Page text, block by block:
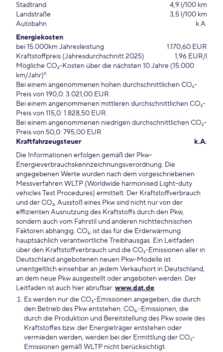
Stadtrand
4,9 l/100 km
Landstraße
3,5 l/100 km
Autobahn
k.A.
Energiekosten
bei 15.000km Jahresleistung
1.170,60 EUR
Kraftstoffpreis (Jahresdurchschnitt 2025)
1,96 EUR/l
Mögliche CO₂-Kosten über die nächsten 10 Jahre (15.000
km/Jahr)²:
Bei einem angenommenen hohen durchschnittlichen CO₂-
Preis von 190,0: 3.021,00 EUR.
Bei einem angenommenen mittleren durchschnittlichen CO₂-
Preis von 115,0: 1.828,50 EUR.
Bei einem angenommenen niedrigen durchschnittlichen CO₂-
Preis von 50,0: 795,00 EUR
Kraftfahrzeugsteuer
k.A.
Die Informationen erfolgen gemäß der Pkw-
Energieverbrauchskennzeichnungsverordnung. Die
angegebenen Werte wurden nach dem vorgeschriebenen
Messverfahren WLTP (Worldwide harmonised Light-duty
vehicles Test Procedures) ermittelt. Der Kraftstoffverbrauch
und der CO₂, Ausstoß eines Pkw sind nicht nur von der
effizienten Ausnutzung des Kraftstoffs durch den Pkw,
sondern auch vom Fahrstil und anderen nichttechnischen
Faktoren abhängig. CO₂, ist das für die Erderwärmung
hauptsächlich verantwortliche Treibhausgas. Ein Leitfaden
über den Kraftstoffverbrauch und die CO₂-Emissionen aller in
Deutschland angebotenen neuen Pkw-Modelle ist
unentgeltlich einsehbar an jedem Verkaufsort in Deutschland,
an dem neue Pkw ausgestellt oder angeboten werden. Der
Leitfaden ist auch hier abrufbar: www.dat.de.
Es werden nur die CO₂-Emissionen angegeben, die durch
den Betrieb des Pkw entstehen. CO₂,-Emissionen, die
durch die Produktion und Bereitstellung des Pkw sowie des
Kraftstoffes bzw. der Energieträger entstehen oder
vermieden werden, werden bei der Ermittlung der CO₂-
Emissionen gemäß WLTP nicht berücksichtigt.